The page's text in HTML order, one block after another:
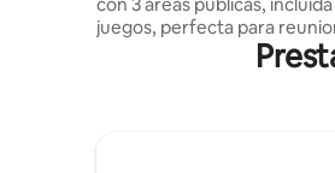
juegos, perfecta para
familiares y viajes de pesca.
propiedad frente al lago con